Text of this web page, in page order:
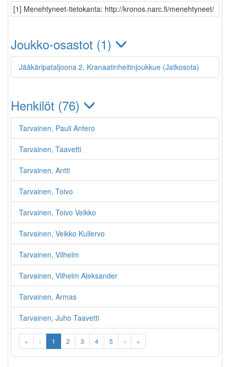
[1] Menehtyneet-tietokanta: http://kronos.narc.fi/menehtyneet/
Joukko-osastot (1)
Jääkäripataljoona 2, Kranaatinheitinjoukkue (Jatkosota)
Henkilöt (76)
Tarvainen, Pauli Antero
Tarvainen, Taavetti
Tarvainen, Antti
Tarvainen, Toivo
Tarvainen, Toivo Veikko
Tarvainen, Veikko Kullervo
Tarvainen, Vilhelm
Tarvainen, Vilhelm Aleksander
Tarvainen, Armas
Tarvainen, Juho Taavetti
« ‹ 1 2 3 4 5 › »